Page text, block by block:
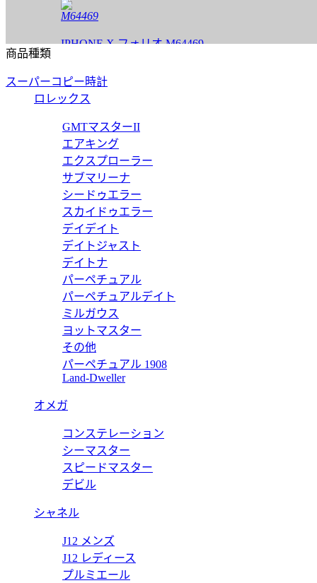
M64469
IPHONE X フォリオ M64469
M64468
IPHONE X フォリオ M64468
価格:11500 円
M63444
IPHONE X フォリオ M63444
価格:11500 円
M63443
IPHONE X フォリオ M63443
価格:11500 円
M61905
IPHONE 8 フォリオ（7にも対応） M61905
IPHONE 8 フォリオ（7にも対応） M61906
価格:11500 円
商品種類
スーパーコピー時計
ロレックス
GMTマスターII
エアキング
エクスプローラー
サブマリーナ
シードゥエラー
スカイドゥエラー
デイデイト
デイトジャスト
デイトナ
パーペチュアル
パーペチュアルデイト
ミルガウス
ヨットマスター
その他
パーペチュアル 1908
Land-Dweller
オメガ
コンステレーション
シーマスター
スピードマスター
デビル
シャネル
J12 メンズ
J12 レディース
プルミエール